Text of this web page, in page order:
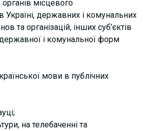
місцевого
Україні, державних і комунальних
та організацій, інших суб’єктів
і комунальної форм
мови в публічних
на телебаченні та